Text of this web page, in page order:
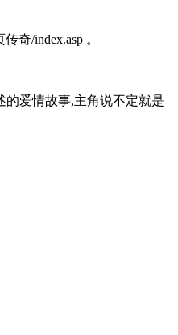
奇/index.asp 。
爱情故事,主角说不定就是